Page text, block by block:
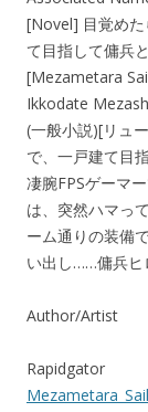
[Novel] 目覚めた
て目指して傭兵
[Mezametara
Ikkodate
(一般小説)[リュ
で、一戸建て目
凄腕FPSゲーマ
は、突然ハマっ
ーム通りの装備
い出し……傭兵ヒ
Author/Artist
Rapidgator